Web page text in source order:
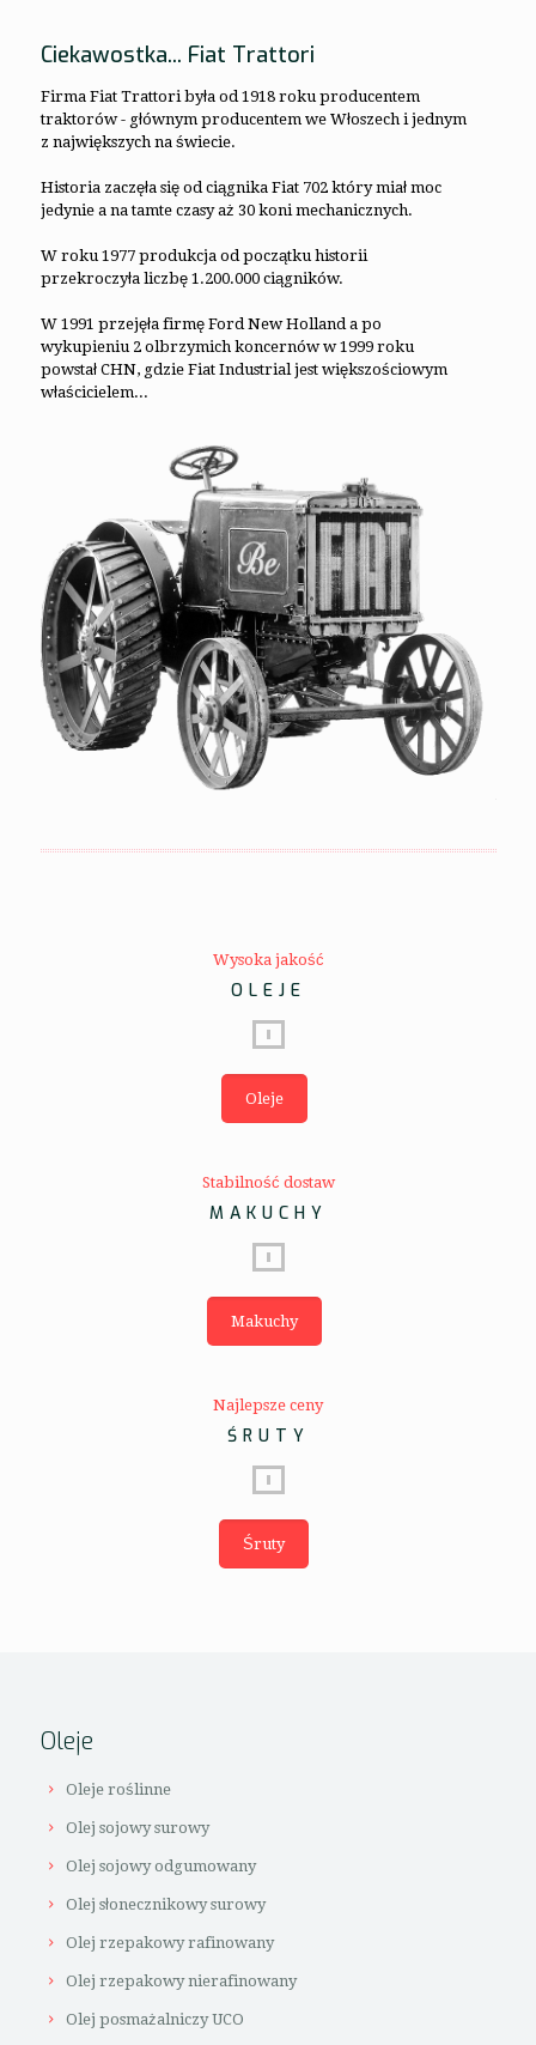
Ciekawostka... Fiat Trattori
Firma Fiat Trattori była od 1918 roku producentem
traktorów - głównym producentem we Włoszech i jednym
z największych na świecie.
Historia zaczęła się od ciągnika Fiat 702 który miał moc
jedynie a na tamte czasy aż 30 koni mechanicznych.
W roku 1977 produkcja od początku historii
przekroczyła liczbę 1.200.000 ciągników.
W 1991 przejęła firmę Ford New Holland a po
wykupieniu 2 olbrzymich koncernów w 1999 roku
powstał CHN, gdzie Fiat Industrial jest większościowym
właścicielem...
Wysoka jakość
OLEJE
Oleje
Stabilność dostaw
MAKUCHY
Makuchy
Najlepsze ceny
ŚRUTY
Śruty
Oleje
Oleje roślinne
Olej sojowy surowy
Olej sojowy odgumowany
Olej słonecznikowy surowy
Olej rzepakowy rafinowany
Olej rzepakowy nierafinowany
Olej posmażalniczy UCO